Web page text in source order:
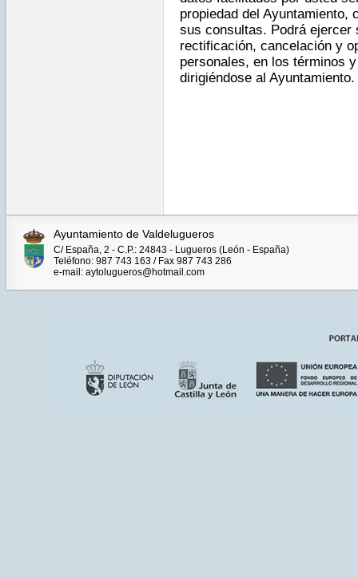
propiedad del Ayuntamiento,
sus consultas. Podrá ejercer
rectificación, cancelación y
personales, en los términos
dirigiéndose al Ayuntamiento.
Ayuntamiento de Valdelugueros
C/ España, 2 - C.P.: 24843 - Lugueros (León - España)
Teléfono: 987 743 163 / Fax 987 743 286
e-mail: aytolugueros@hotmail.com